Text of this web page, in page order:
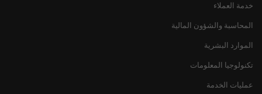
خدمة العملاء
المحاسبة والشؤون المالية
الموارد البشرية
تكنولوجيا المعلومات
عمليات الخدمة